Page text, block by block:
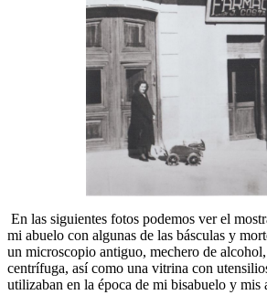
En las siguientes fotos podemos ver el
mi abuelo con algunas de las básculas y
un microscopio antiguo, mechero de
centrífuga, así como una vitrina con
utilizaban en la época de mi bisabuelo y mis